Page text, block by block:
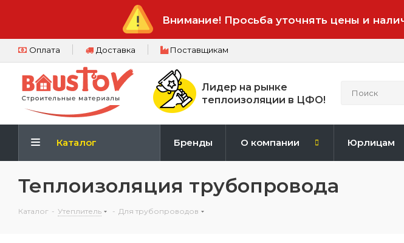
Внимание! Просьба уточнять цены и
Оплата Доставка Поставщикам
Лидер на рынке
теплоизоляции в ЦФО!
Каталог Бренды О компании Юрлицам
Теплоизоляция трубопровода
Каталог - Утеплитель - Для трубопроводов